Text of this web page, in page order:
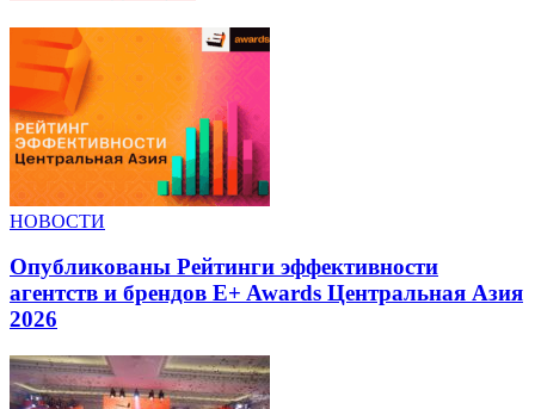
НОВОСТИ
Опубликованы Рейтинги эффективности
агентств и брендов E+ Awards Центральная Азия
2026